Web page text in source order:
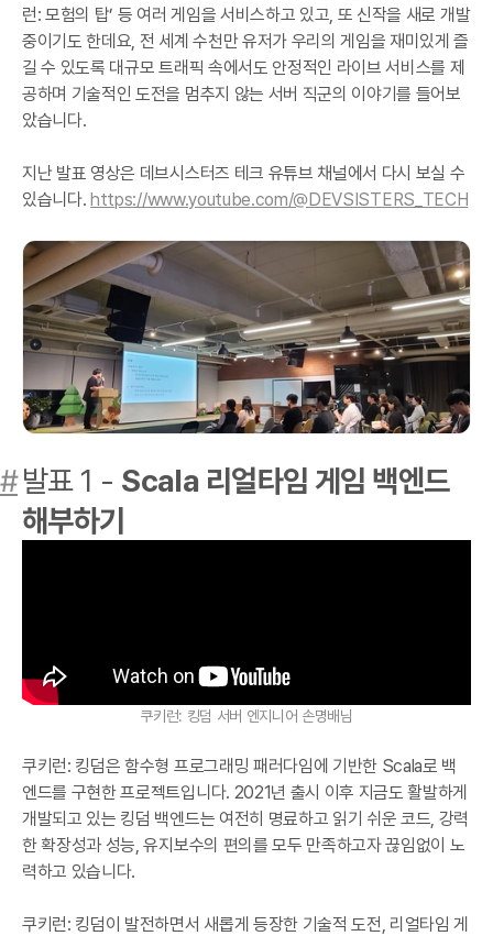
런: 모험의 탑’ 등 여러 게임을 서비스하고 있고, 또 신작을 새로 개발
중이기도 한데요, 전 세계 수천만 유저가 우리의 게임을 재미있게 즐
길 수 있도록 대규모 트래픽 속에서도 안정적인 라이브 서비스를 제
공하며 기술적인 도전을 멈추지 않는 서버 직군의 이야기를 들어보
았습니다.
지난 발표 영상은 데브시스터즈 테크 유튜브 채널에서 다시 보실 수
있습니다.https://www.youtube.com/@DEVSISTERS_TECH
#발표 1 - Scala 리얼타임 게임 백엔드
해부하기
쿠키런: 킹덤 서버 엔지니어 손명배님
쿠키런: 킹덤은 함수형 프로그래밍 패러다임에 기반한 Scala로 백
엔드를 구현한 프로젝트입니다. 2021년 출시 이후 지금도 활발하게
개발되고 있는 킹덤 백엔드는 여전히 명료하고 읽기 쉬운 코드, 강력
한 확장성과 성능, 유지보수의 편의를 모두 만족하고자 끊임없이 노
력하고 있습니다.
쿠키런: 킹덤이 발전하면서 새롭게 등장한 기술적 도전, 리얼타임 게